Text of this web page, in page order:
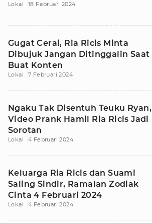
Lokal 18 Februari 2024
Gugat Cerai, Ria Ricis Minta
Dibujuk Jangan Ditinggalin Saat
Buat Konten
Lokal 7 Februari 2024
Ngaku Tak Disentuh Teuku Ryan,
Video Prank Hamil Ria Ricis Jadi
Sorotan
Lokal 4 Februari 2024
Keluarga Ria Ricis dan Suami
Saling Sindir, Ramalan Zodiak
Cinta 4 Februari 2024
Lokal 4 Februari 2024